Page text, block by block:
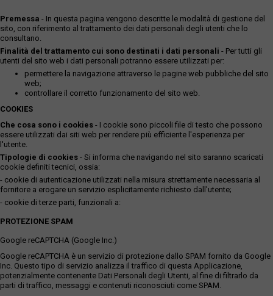
Premessa - In questa pagina vengono descritte le modalità di gestione del
sito, con riferimento al trattamento dei dati personali degli utenti che lo
consultano.
Finalità del trattamento cui sono destinati i dati personali - Per tutti gli
utenti del sito web i dati personali potranno essere utilizzati per:
permettere la navigazione attraverso le pagine web pubbliche del sito
web;
controllare il corretto funzionamento del sito web.
COOKIES
Che cosa sono i cookies - I cookie sono piccoli file di testo che possono
essere utilizzati dai siti web per rendere più efficiente l'esperienza per
l'utente.
Tipologie di cookies - Si informa che navigando nel sito saranno scaricati
cookie definiti tecnici, ossia:
- cookie di autenticazione utilizzati nella misura strettamente necessaria al
fornitore a erogare un servizio esplicitamente richiesto dall'utente;
- cookie di terze parti, funzionali a:
PROTEZIONE SPAM
Google reCAPTCHA (Google Inc.)
Google reCAPTCHA è un servizio di protezione dallo SPAM fornito da Google
Inc. Questo tipo di servizio analizza il traffico di questa Applicazione,
potenzialmente contenente Dati Personali degli Utenti, al fine di filtrarlo da
parti di traffico, messaggi e contenuti riconosciuti come SPAM.